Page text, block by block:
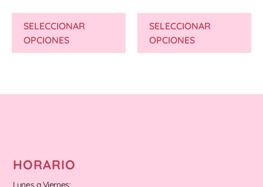
SELECCIONAR
OPCIONES
SELECCIONAR
OPCIONES
HORARIO
Lunes a Viernes: